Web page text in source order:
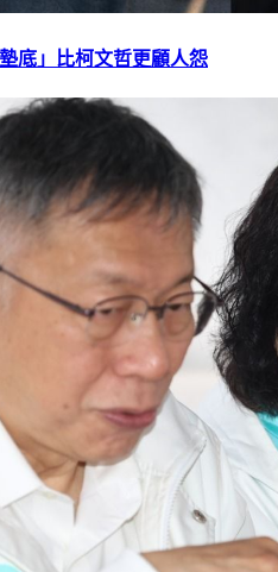
底」比柯文哲更顧人怨